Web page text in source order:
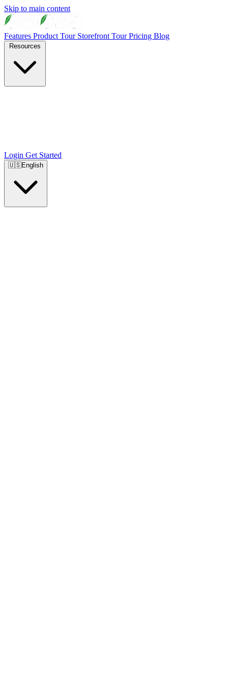
Skip to main content
Features Product Tour Storefront TourPricing Blog
Login Get Started
🇺🇸English